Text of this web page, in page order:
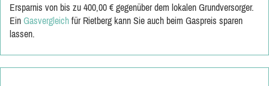
Ersparnis von bis zu 400,00 € gegenüber dem lokalen Grundversorger.
Ein Gasvergleich für Rietberg kann Sie auch beim Gaspreis sparen
lassen.